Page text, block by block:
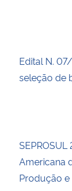
Edital N.
seleção de
Americana
Produção e